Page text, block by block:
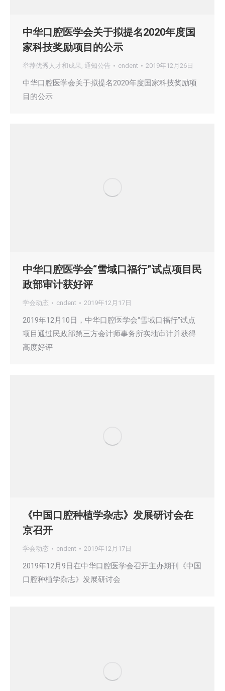
中华口腔医学会关于拟提名2020年度国
家科技奖励项目的公示
举荐优秀人才和成果, 通知公告 cndent 2019年12月26日
中华口腔医学会关于拟提名2020年度国家科技奖励项
目的公示
中华口腔医学会“雪域口福行”试点项目民
政部审计获好评
学会动态 cndent 2019年12月17日
2019年12月10日，中华口腔医学会“雪域口福行”试点
项目通过民政部第三方会计师事务所实地审计并获得
高度好评
《中国口腔种植学杂志》发展研讨会在
京召开
学会动态 cndent 2019年12月17日
2019年12月9日在中华口腔医学会召开主办期刊《中国
口腔种植学杂志》发展研讨会